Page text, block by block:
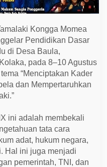
Kongga Momea
Pendidikan Dasar
di Desa Baula,
pada 8–10 Agustus
“Menciptakan Kader
dan Mempertaruhkan
ini adalah membekali
tata cara
adat, hukum negara,
Hal ini juga menjadi
pemerintah, TNI, dan